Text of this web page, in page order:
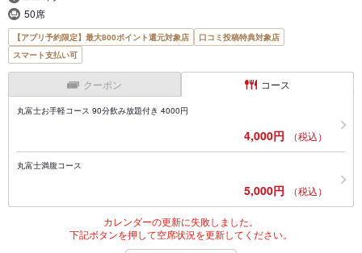
50席
【アプリ予約限定】最大800ポイント還元対象店
口コミ投稿特典対象店
スマート支払い可
クーポン コース
丸富士お手軽コース 90分飲み放題付き 4000円
4,000円 （税込）
丸富士満腹コース
5,000円 （税込）
カレンダーの更新に失敗しました。
下記ボタンを押して空席状況を更新してください。